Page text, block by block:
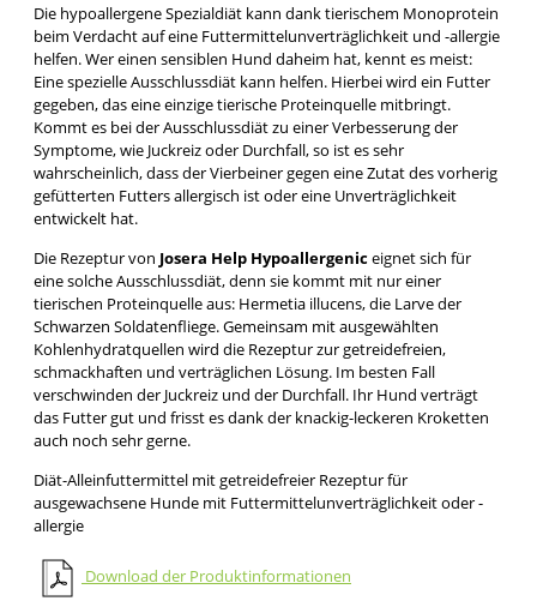
Die hypoallergene Spezialdiät kann dank tierischem Monoprotein
beim Verdacht auf eine Futtermittelunverträglichkeit und -allergie
helfen. Wer einen sensiblen Hund daheim hat, kennt es meist:
Eine spezielle Ausschlussdiät kann helfen. Hierbei wird ein Futter
gegeben, das eine einzige tierische Proteinquelle mitbringt.
Kommt es bei der Ausschlussdiät zu einer Verbesserung der
Symptome, wie Juckreiz oder Durchfall, so ist es sehr
wahrscheinlich, dass der Vierbeiner gegen eine Zutat des vorherig
gefütterten Futters allergisch ist oder eine Unverträglichkeit
entwickelt hat.
Die Rezeptur von Josera Help Hypoallergeniceignet sich für
eine solche Ausschlussdiät, denn sie kommt mit nur einer
tierischen Proteinquelle aus: Hermetia illucens, die Larve der
Schwarzen Soldatenfliege. Gemeinsam mit ausgewählten
Kohlenhydratquellen wird die Rezeptur zur getreidefreien,
schmackhaften und verträglichen Lösung. Im besten Fall
verschwinden der Juckreiz und der Durchfall. Ihr Hund verträgt
das Futter gut und frisst es dank der knackig-leckeren Kroketten
auch noch sehr gerne.
Diät-Alleinfuttermittel mit getreidefreier Rezeptur für
ausgewachsene Hunde mit Futtermittelunverträglichkeit oder -
allergie
Download der Produktinformationen